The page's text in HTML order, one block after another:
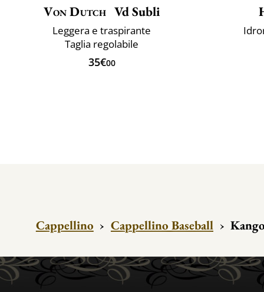
Von Dutch Vd Subli
Leggera e traspirante
Taglia regolabile
35€00
Cappellino › Cappellino Baseball ›